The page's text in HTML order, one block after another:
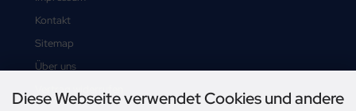
Kontakt
Sitemap
Über uns
Vertrag widerrufen
Diese Webseite verwendet Cookies und andere